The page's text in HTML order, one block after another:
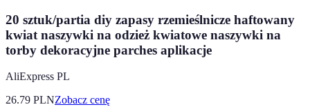
20 sztuk/partia diy zapasy rzemieślnicze haftowany
kwiat naszywki na odzież kwiatowe naszywki na
torby dekoracyjne parches aplikacje
AliExpress PL
26.79 PLNZobacz cenę